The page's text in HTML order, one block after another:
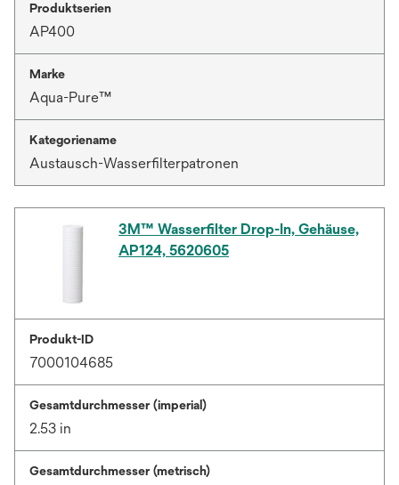
Produktserien
AP400
Marke
Aqua-Pure™
Kategoriename
Austausch-Wasserfilterpatronen
3M™ Wasserfilter Drop-In, Gehäuse,
AP124, 5620605
Produkt-ID
7000104685
Gesamtdurchmesser (imperial)
2.53 in
Gesamtdurchmesser (metrisch)